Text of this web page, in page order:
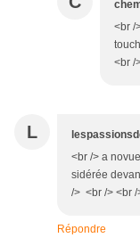
<br /
<br /
L
<br /> a
sidérée
/> <br /> <br /
Répondre